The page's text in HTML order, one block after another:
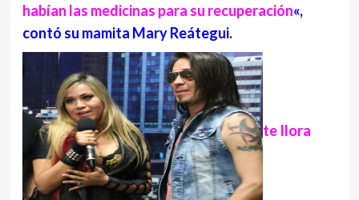
habían las medicinas para su recuperación«,
contó su mamita Mary Reátegui.
te llora